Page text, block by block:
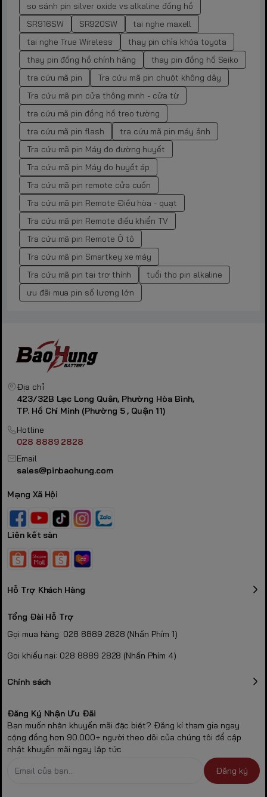
so sánh pin silver oxide vs alkaline đồng hồ
SR916SW
SR920SW
tai nghe maxell
tai nghe True Wireless
thay pin chìa khóa toyota
thay pin đồng hồ chính hãng
thay pin đồng hồ Seiko
tra cứu mã pin
Tra cứu mã pin chuột không dây
Tra cứu mã pin cửa thông minh - cửa từ
tra cứu mã pin đồng hồ treo tường
tra cứu mã pin flash
tra cứu mã pin máy ảnh
Tra cứu mã pin Máy đo đường huyết
Tra cứu mã pin Máy đo huyết áp
Tra cứu mã pin remote cửa cuốn
Tra cứu mã pin Remote Điều hòa - quạt
Tra cứu mã pin Remote điều khiển TV
Tra cứu mã pin Remote Ô tô
Tra cứu mã pin Smartkey xe máy
Tra cứu mã pin tai trợ thính
tuổi thọ pin alkaline
ưu đãi mua pin số lượng lớn
Địa chỉ
423/32B Lạc Long Quân, Phường Hòa Bình,
TP. Hồ Chí Minh (Phường 5 , Quận 11)
Hotline
028 8889 2828
Email
sales@pinbaohung.com
Mạng Xã Hội
Liên kết sàn
Hỗ Trợ Khách Hàng
Tổng Đài Hỗ Trợ
Gọi mua hàng: 028 8889 2828 (Nhấn Phím 1)
Gọi khiếu nại: 028 8889 2828 (Nhấn Phím 4)
Chính sách
Đăng Ký Nhận Ưu Đãi
Bạn muốn nhận khuyến mãi đặc biệt? Đăng kí tham gia ngay
cộng đồng hơn 90.000+ người theo dõi của chúng tôi để cập
nhật khuyến mãi ngay lập tức
Đăng ký